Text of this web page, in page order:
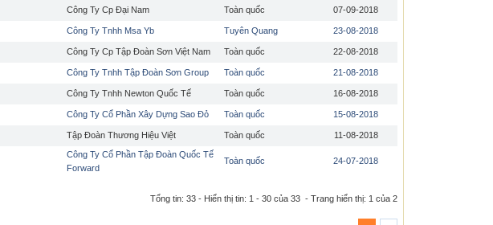
Công Ty Cp Đại Nam Toàn quốc 07-09-2018
Công Ty Tnhh Msa Yb Tuyên Quang 23-08-2018
Công Ty Cp Tập Đoàn Sơn Việt Nam Toàn quốc 22-08-2018
Công Ty Tnhh Tập Đoàn Sơn Group Toàn quốc 21-08-2018
Công Ty Tnhh Newton Quốc Tế Toàn quốc 16-08-2018
Công Ty Cổ Phần Xây Dựng Sao Đỏ Toàn quốc 15-08-2018
Tập Đoàn Thương Hiệu Việt Toàn quốc 11-08-2018
Công Ty Cổ Phần Tập Đoàn Quốc Tế
Forward
Toàn quốc 24-07-2018
Tổng tin: 33 - Hiển thị tin: 1 - 30 của 33 - Trang hiển thị: 1 của 2